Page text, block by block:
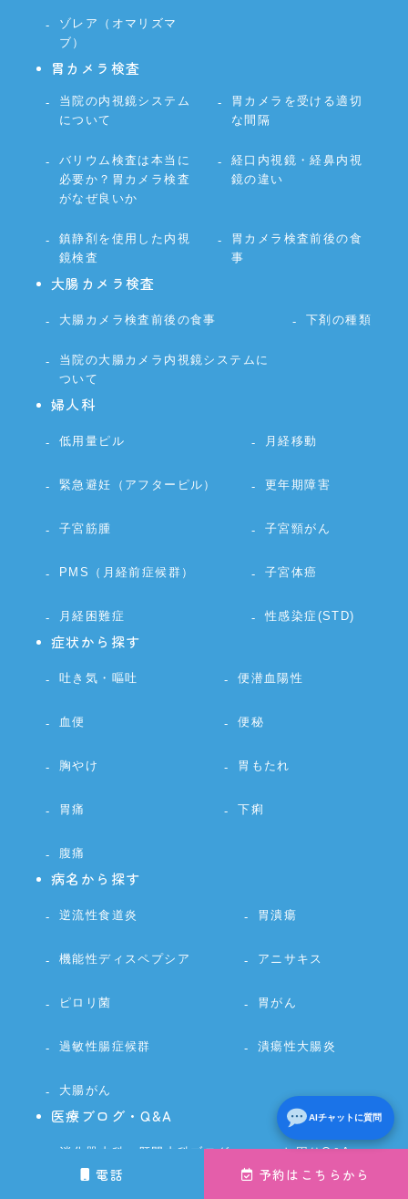
電話 予約はこちらから
ゾレア（オマリズマ
ブ）
胃カメラ検査
当院の内視鏡システム
について
胃カメラを受ける適切
な間隔
バリウム検査は本当に
必要か？胃カメラ検査
がなぜ良いか
経口内視鏡・経鼻内視
鏡の違い
鎮静剤を使用した内視
鏡検査
胃カメラ検査前後の食
事
大腸カメラ検査
大腸カメラ検査前後の食事 下剤の種類
当院の大腸カメラ内視鏡システムに
ついて
婦人科
低用量ピル 月経移動
緊急避妊（アフターピル） 更年期障害
子宮筋腫 子宮頸がん
PMS（月経前症候群） 子宮体癌
月経困難症 性感染症(STD)
症状から探す
吐き気・嘔吐 便潜血陽性
血便 便秘
胸やけ 胃もたれ
胃痛 下痢
腹痛
病名から探す
逆流性食道炎 胃潰瘍
機能性ディスペプシア アニサキス
ピロリ菌 胃がん
過敏性腸症候群 潰瘍性大腸炎
大腸がん
医療ブログ・Q&A
消化器内科、肛門内科ブログ お困りQ&A
AIチャットに質問